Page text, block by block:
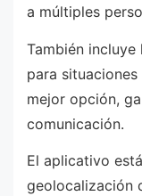
a múltiples
También
para
mejor opción,
comunicación.
El aplicativo
geolocalización